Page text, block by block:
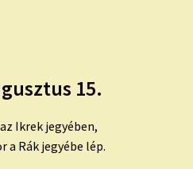
15.
Ikrek jegyében,
a Rák jegyébe lép.